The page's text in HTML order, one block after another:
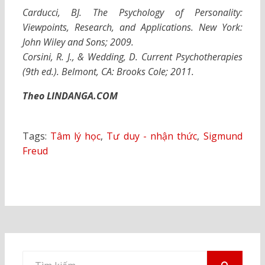
Carducci, BJ. The Psychology of Personality:
Viewpoints, Research, and Applications. New York:
John Wiley and Sons; 2009.
Corsini, R. J., & Wedding, D. Current Psychotherapies
(9th ed.). Belmont, CA: Brooks Cole; 2011.
Theo LINDANGA.COM
Tags: Tâm lý học, Tư duy - nhận thức, Sigmund
Freud